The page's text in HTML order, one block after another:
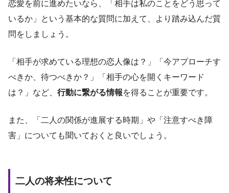
恋愛を前に進めたいなら、「相手は私のことをどう思って
いるか」という基本的な質問に加えて、より踏み込んだ質
問をしましょう。
「相手が求めている理想の恋人像は？」「今アプローチす
べきか、待つべきか？」「相手の心を開くキーワード
は？」など、 行動に繋がる情報を得ることが重要です。
また、「二人の関係が進展する時期」や「注意すべき障
害」についても聞いておくと良いでしょう。
二人の将来性について